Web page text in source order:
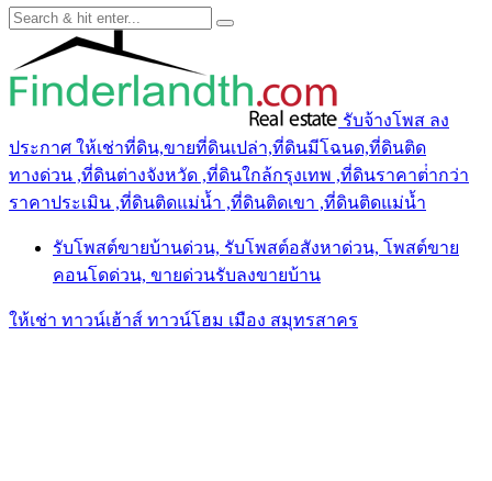
รับจ้างโพส ลง
ประกาศ ให้เช่าที่ดิน,ขายที่ดินเปล่า,ที่ดินมีโฉนด,ที่ดินติด
ทางด่วน ,ที่ดินต่างจังหวัด ,ที่ดินใกล้กรุงเทพ ,ที่ดินราคาต่ํากว่า
ราคาประเมิน ,ที่ดินติดแม่น้ำ ,ที่ดินติดเขา ,ที่ดินติดแม่น้ำ
รับโพสต์ขายบ้านด่วน, รับโพสต์อสังหาด่วน, โพสต์ขาย
คอนโดด่วน, ขายด่วนรับลงขายบ้าน
ให้เช่า ทาวน์เฮ้าส์ ทาวน์โฮม เมือง สมุทรสาคร